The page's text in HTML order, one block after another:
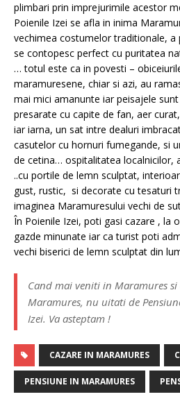
plimbari prin imprejurimile acestor
Poienile Izei se afla in inima
vechimea costumelor traditionale, a
se contopesc perfect cu puritatea
… totul este ca in povesti –
maramuresene, chiar si azi, au
mai mici amanunte iar peisajele
presarate cu capite de fan, aer
iar iarna, un sat intre dealuri
casutelor cu hornuri fumegande, si
de cetina… ospitalitatea localnicilor,
..cu portile de lemn sculptat,
gust, rustic, si decorate cu tesaturi
imaginea Maramuresului vechi de
În Poienile Izei, poti gasi cazare , la
gazde minunate iar ca turist poti
vechi biserici de lemn sculptat din
Cand mai veniti in Maramures
Maramures, nu uitati de
Izei. Va asteptam !
CAZARE IN MARAMURES
PENSIUNE IN MARAMURES